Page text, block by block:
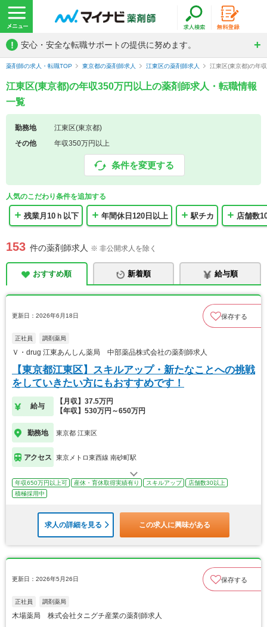
! 安心・安全な転職サポートの提供に努めます。
薬剤師の求人・転職TOP 東京都の薬剤師求人 江東区の薬剤師求人 江東区(東京都)の年
江東区(東京都)の年収350万円以上の薬剤師求人・転職情報
一覧
勤務地
江東区(東京都)
その他
年収350万円以上
条件を変更する
人気のこだわり条件を追加する
残業月10ｈ以下 年間休日120日以上 駅チカ 店舗数
153 件の薬剤師求人 ※ 非公開求人を除く
おすすめ順 新着順 給与順
更新日：2026年6月18日 保存する
正社員 調剤薬局
Ｖ・drug 江東あんしん薬局 中部薬品株式会社の薬剤師求人
【東京都江東区】スキルアップ・新たなことへの挑戦
をしていきたい方にもおすすめです！
給与
【月収】37.5万円
【年収】530万円～650万円
勤務地 東京都 江東区
アクセス 東京メトロ東西線 南砂町駅
年収650万円以上可 産休・育休取得実績有り スキルアップ
店舗数30以上
積極採用中
求人の詳細を見る この求人に興味がある
更新日：2026年5月26日 保存する
正社員 調剤薬局
木場薬局 株式会社タニグチ産業の薬剤師求人